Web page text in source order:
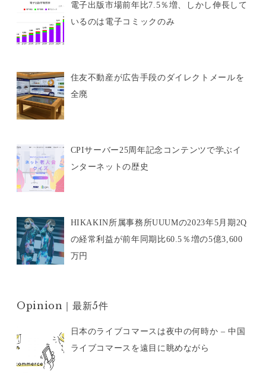
電子出版市場前年比7.5％増、しかし伸長して
いるのは電子コミックのみ
住友不動産が広告手段のダイレクトメールを
全廃
CPIサーバー25周年記念コンテンツで学ぶイ
ンターネットの歴史
HIKAKIN所属事務所UUUMの2023年5月期2Q
の経常利益が前年同期比60.5％増の5億3,600
万円
Opinion｜最新5件
日本のライブコマースは夜中の何時か – 中国
ライブコマースを遠目に眺めながら